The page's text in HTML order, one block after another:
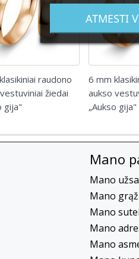
raudono
žiedai
gija"
6 mm
aukso
„Aukso gija"
Mano
Mano
Mano
Mano
Mano
Mano
ATMESTI